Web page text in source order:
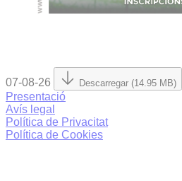
07-08-26 Descarregar (14.95 MB)
Presentació
Avís legal
Política de Privacitat
Política de Cookies